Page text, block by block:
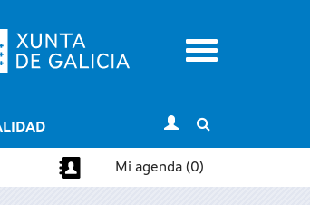
Menu
search
Mi agenda (0)